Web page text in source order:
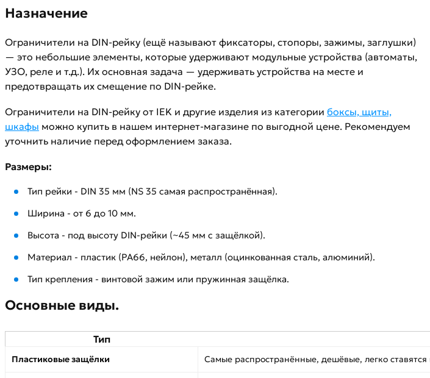
Назначение
Ограничители на DIN-рейку (ещё называют фиксаторы, стопоры, зажимы, заглушки)
— это небольшие элементы, которые удерживают модульные устройства (автоматы,
УЗО, реле и т.д.). Их основная задача — удерживать устройства на месте и
предотвращать их смещение по DIN-рейке.
Ограничители на DIN-рейку от IEK и другие изделия из категории боксы, щиты,
шкафы можно купить в нашем интернет-магазине по выгодной цене. Рекомендуем
уточнить наличие перед оформлением заказа.
Размеры:
Тип рейки - DIN 35 мм (NS 35 самая распространённая).
Ширина - от 6 до 10 мм.
Высота - под высоту DIN-рейки (~45 мм с защёлкой).
Материал - пластик (PA66, нейлон), металл (оцинкованная сталь, алюминий).
Тип крепления - винтовой зажим или пружинная защёлка.
Основные виды.
Тип
Пластиковые защёлки Самые распространённые, дешёвые, легко